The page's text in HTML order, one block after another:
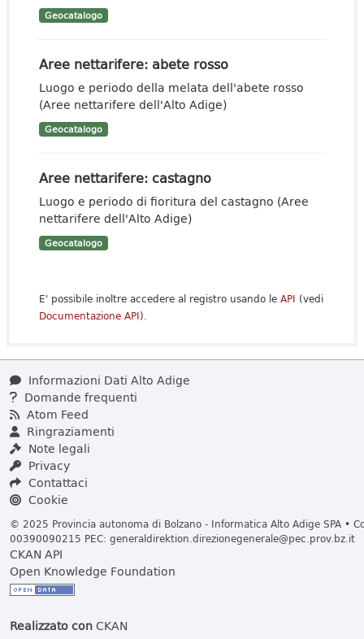
Geocatalogo
Aree nettarifere: abete rosso
Luogo e periodo della melata dell'abete rosso
(Aree nettarifere dell'Alto Adige)
Geocatalogo
Aree nettarifere: castagno
Luogo e periodo di fioritura del castagno (Aree
nettarifere dell'Alto Adige)
Geocatalogo
E' possibile inoltre accedere al registro usando le API (vedi
Documentazione API).
Informazioni Dati Alto Adige
Domande frequenti
Atom Feed
Ringraziamenti
Note legali
Privacy
Contattaci
Cookie
© 2025 Provincia autonoma di Bolzano - Informatica Alto Adige SPA •
00390090215 PEC: generaldirektion.direzionegenerale@pec.prov.bz.it
CKAN API
Open Knowledge Foundation
Realizzato conCKAN